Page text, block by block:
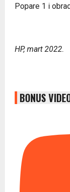
Popare 1 i
HP, mart 2022.
BONUS